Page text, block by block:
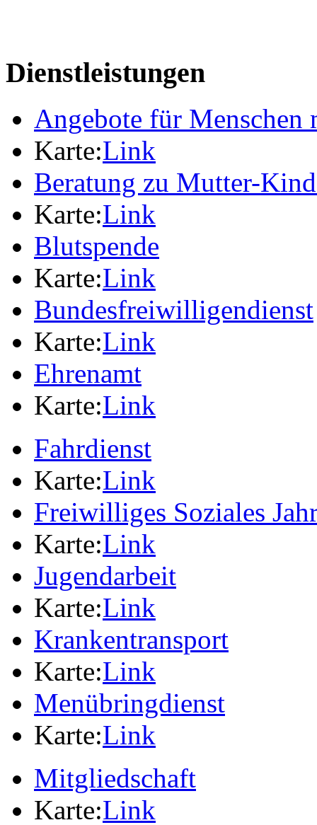
Dienstleistungen
Angebote für Menschen
Karte:Link
Beratung zu Mutter-
Karte:Link
Blutspende
Karte:Link
Bundesfreiwilligendienst
Karte:Link
Ehrenamt
Karte:Link
Fahrdienst
Karte:Link
Freiwilliges Soziales
Karte:Link
Jugendarbeit
Karte:Link
Krankentransport
Karte:Link
Menübringdienst
Karte:Link
Mitgliedschaft
Karte:Link